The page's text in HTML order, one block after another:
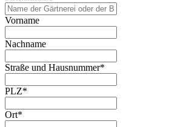
Vorname
Nachname
Straße und Hausnummer*
PLZ*
Ort*